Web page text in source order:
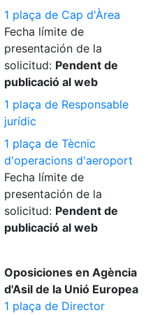
1 plaça de Cap d'Àrea
Fecha límite de
presentación de la
solicitud: Pendent de
publicació al web
1 plaça de Responsable
jurídic
1 plaça de Tècnic
d'operacions d'aeroport
Fecha límite de
presentación de la
solicitud: Pendent de
publicació al web
Oposiciones en Agència
d'Asil de la Unió Europea
1 plaça de Director